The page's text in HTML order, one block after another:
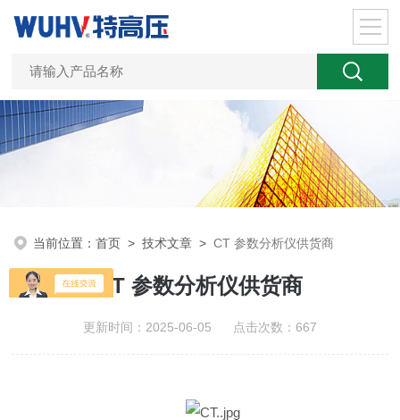
当前位置：首页 >技术文章 >CT 参数分析仪供货商
CT 参数分析仪供货商
更新时间：2025-06-05 点击次数：667